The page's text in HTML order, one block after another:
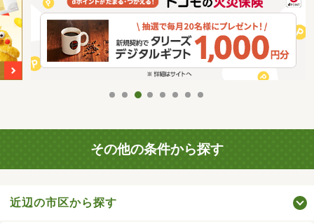
その他の条件から探す
近辺の市区から探す